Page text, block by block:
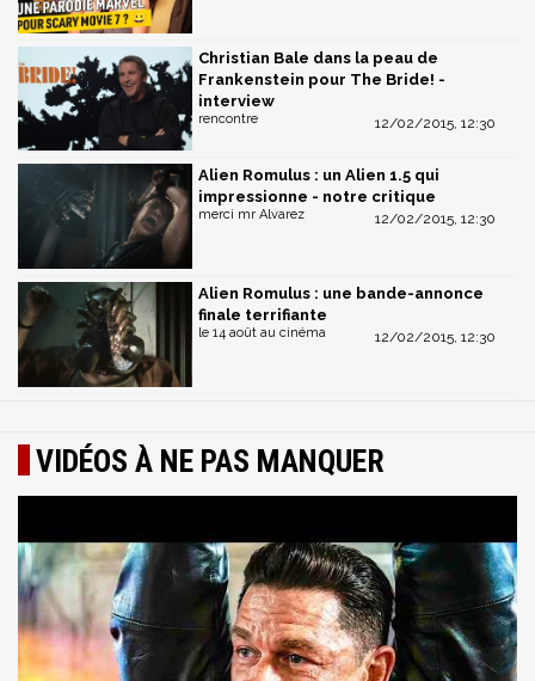
Christian Bale dans la peau de
Frankenstein pour The Bride! -
interview
12/02/2015, 12:30
rencontre
Alien Romulus : un Alien 1.5 qui
impressionne - notre critique
12/02/2015, 12:30
merci mr Alvarez
Alien Romulus : une bande-annonce
finale terrifiante
12/02/2015, 12:30
le 14 août au cinéma
VIDÉOS À NE PAS MANQUER